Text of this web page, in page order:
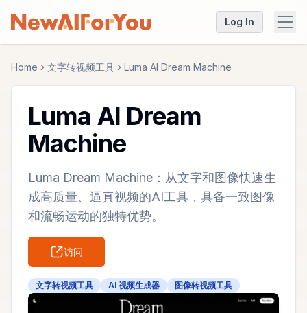
Log In
Home 文字转视频工具 Luma AI Dream Machine
Luma AI Dream
Machine
Luma Dream Machine：从文字和图像快速生
成高质量、逼真视频的AI工具，具备一致图像
和流畅运动的独特优势。
访问
文字转视频工具 AI 视频生成器 图像转视频工具